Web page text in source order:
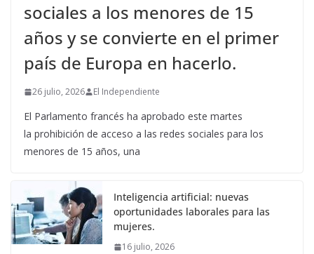
sociales a los menores de 15
años y se convierte en el primer
país de Europa en hacerlo.
26 julio, 2026 El Independiente
El Parlamento francés ha aprobado este martes
la prohibición de acceso a las redes sociales para los
menores de 15 años, una
Inteligencia artificial: nuevas
oportunidades laborales para las
mujeres.
16 julio, 2026